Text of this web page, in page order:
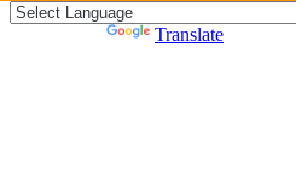
Translate